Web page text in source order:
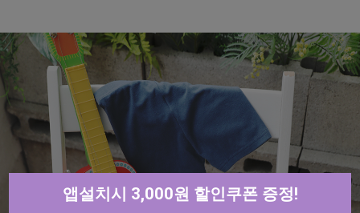
앱설치시 3,000원 할인쿠폰 증정!